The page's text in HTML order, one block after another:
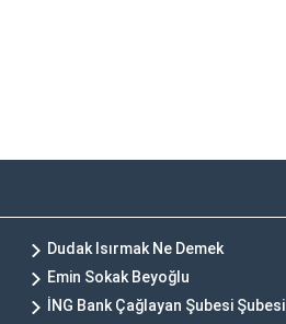
Dudak Isırmak Ne Demek
Emin Sokak Beyoğlu
İNG Bank Çağlayan Şubesi Şubesi